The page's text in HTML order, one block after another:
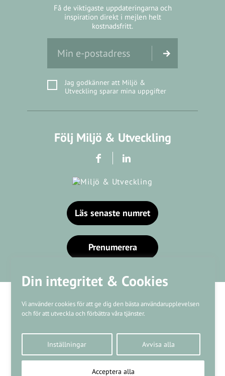
Din integritet & Cookies
Vi använder cookies för att ge dig den bästa användarupplevelsen
och för att utveckla och förbättra våra tjänster.
Inställningar Avvisa alla
Acceptera alla
Få de viktigaste uppdateringarna och
inspiration direkt i mejlen helt
kostnadsfritt.
Jag godkänner att Miljö &
Utveckling sparar mina uppgifter
Följ Miljö & Utveckling
Läs senaste numret
Prenumerera
Kundtjänst